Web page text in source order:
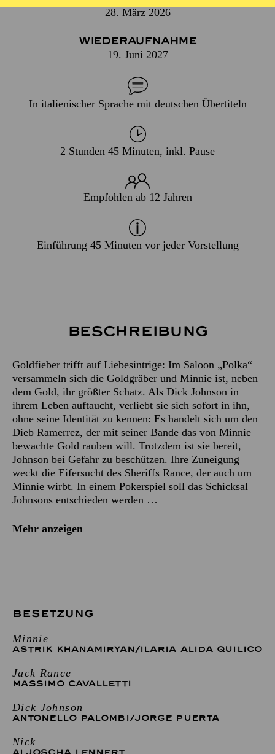
28. März 2026
WIEDERAUFNAHME
19. Juni 2027
In italienischer Sprache mit deutschen Übertiteln
2 Stunden 45 Minuten, inkl. Pause
Empfohlen ab 12 Jahren
Einführung 45 Minuten vor jeder Vorstellung
Beschreibung
Goldfieber trifft auf Liebesintrige: Im Saloon „Polka“
versammeln sich die Goldgräber und Minnie ist, neben
dem Gold, ihr größter Schatz. Als Dick Johnson in
ihrem Leben auftaucht, verliebt sie sich sofort in ihn,
ohne seine Identität zu kennen: Es handelt sich um den
Dieb Ramerrez, der mit seiner Bande das von Minnie
bewachte Gold rauben will. Trotzdem ist sie bereit,
Johnson bei Gefahr zu beschützen. Ihre Zuneigung
weckt die Eifersucht des Sheriffs Rance, der auch um
Minnie wirbt. In einem Pokerspiel soll das Schicksal
Johnsons entschieden werden …
Mehr anzeigen
BESETZUNG
Minnie
ASTRIK KHANAMIRYAN/ILARIA ALIDA QUILICO
Jack Rance
MASSIMO CAVALLETTI
Dick Johnson
ANTONELLO PALOMBI/JORGE PUERTA
Nick